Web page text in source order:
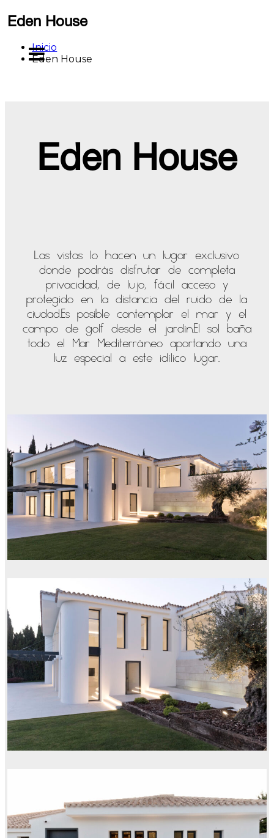
Saltar
al
contenido
Eden House
Inicio
Eden House
Eden House
Las vistas lo hacen un lugar exclusivo
donde podrás disfrutar de completa
privacidad, de lujo, fácil acceso y
protegido en la distancia del ruido de la
ciudad.Es posible contemplar el mar y el
campo de golf desde el jardín.El sol baña
todo el Mar Mediterráneo aportando una
luz especial a este idílico lugar.
MENU